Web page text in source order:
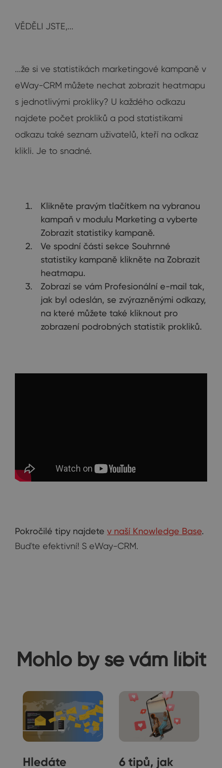
VĚDĚLI JSTE,...
...že si ve statistikách marketingové kampaně v
eWay-CRM můžete nechat zobrazit heatmapu
s jednotlivými prokliky? U každého odkazu
najdete počet prokliků a pod statistikami
odkazu také seznam uživatelů, kteří na odkaz
klikli. Je to snadné.
Klikněte pravým tlačítkem na vybranou
kampaň v modulu Marketing a vyberte
Zobrazit statistiky kampaně.
Ve spodní části sekce Souhrnné
statistiky kampaně klikněte na Zobrazit
heatmapu.
Zobrazí se vám Profesionální e-mail tak,
jak byl odeslán, se zvýrazněnými odkazy,
na které můžete také kliknout pro
zobrazení podrobných statistik prokliků.
Pokročilé tipy najdete v naší Knowledge Base.
Buďte efektivní! S eWay-CRM.
Mohlo by se vám líbit
Hledáte 6 tipů, jak